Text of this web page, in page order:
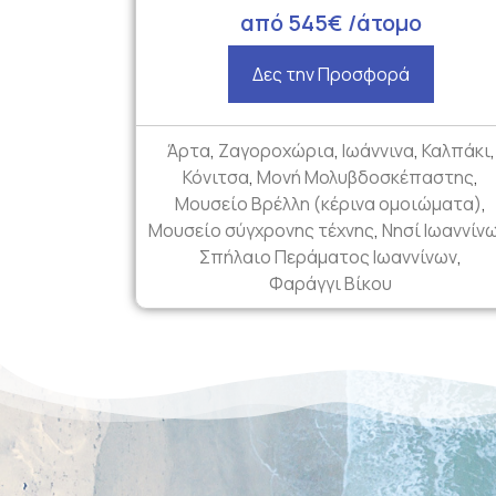
από 545€ /άτομο
Δες την Προσφορά
Άρτα, Ζαγοροχώρια, Ιωάννινα, Καλπάκι,
Κόνιτσα,Μονή Μολυβδοσκέπαστης,
Μουσείο Βρέλλη (κέρινα ομοιώματα),
Μουσείο σύγχρονης τέχνης,Νησί
Σπήλαιο Περάματος Ιωαννίνων,
Φαράγγι Βίκου